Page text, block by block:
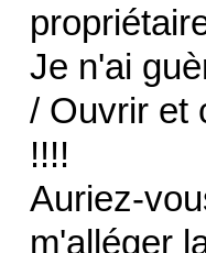
Je n'ai
/ Ouvrir et
!!!!
Auriez-
m'alléger